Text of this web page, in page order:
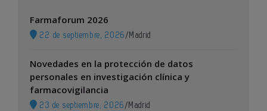
Farmaforum 2026
22 de septiembre, 2026 / Madrid
Novedades en la protección de datos
personales en investigación clínica y
farmacovigilancia
23 de septiembre, 2026 / Madrid